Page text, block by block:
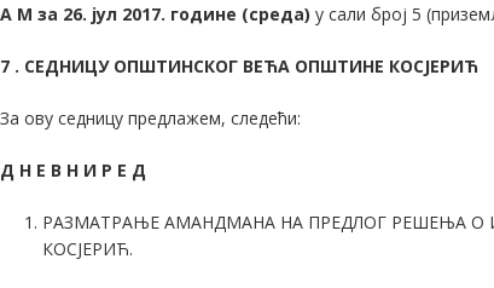
А М за 26. јул 2017. године (среда) у сали број 5
7 . СЕДНИЦУ ОПШТИНСКОГ ВЕЋА ОПШТИНЕ КОСЈЕРИЋ
За ову седницу предлажем, следећи:
Д Н Е В Н И Р Е Д
РАЗМАТРАЊЕ АМАНДМАНА НА ПРЕДЛОГ РЕШЕЊА О
КОСЈЕРИЋ.